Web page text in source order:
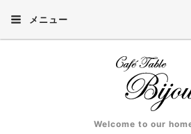
メニュー
Welcome to our